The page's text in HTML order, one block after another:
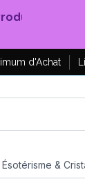
d'Achat
Ésotérisme &